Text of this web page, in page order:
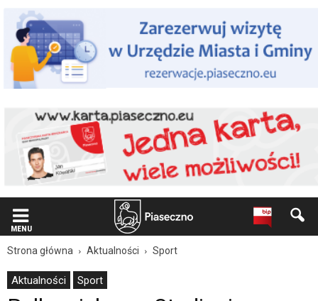
użytkowników
czytników
ekranowych Znajdujesz
się
podstronie
Stadionie
Miejskim
Piasecznie
Oficjalna
strona
Gminy
MENU
Strona główna Aktualności Sport
Aktualności Sport